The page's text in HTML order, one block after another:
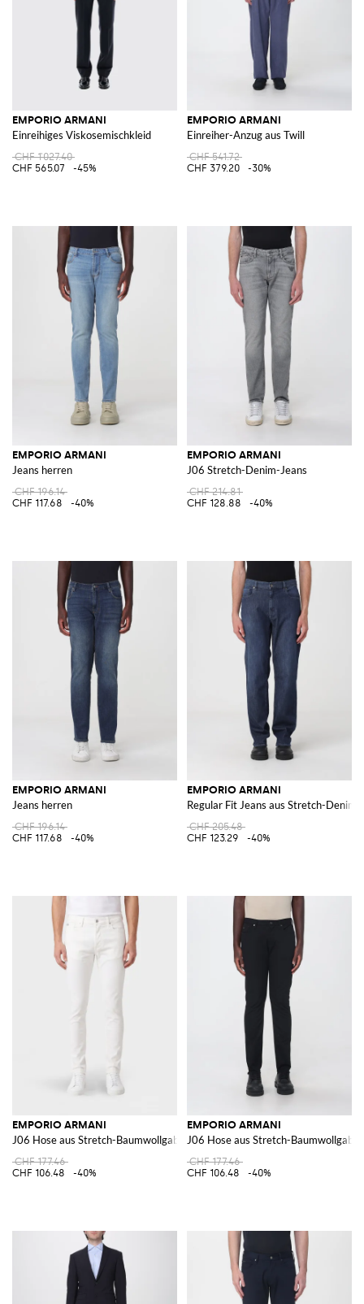
EMPORIO ARMANI
Einreihiges Viskosemischkleid
CHF 1'027.40
CHF 565.07
-45%
EMPORIO ARMANI
Einreiher-Anzug aus Twill
CHF 541.72
CHF 379.20
-30%
EMPORIO ARMANI
Jeans herren
CHF 196.14
CHF 117.68
-40%
EMPORIO ARMANI
J06 Stretch-Denim-Jeans
CHF 214.81
CHF 128.88
-40%
EMPORIO ARMANI
Jeans herren
CHF 196.14
CHF 117.68
-40%
EMPORIO ARMANI
Regular Fit Jeans aus Stretch-Denim
CHF 205.48
CHF 123.29
-40%
EMPORIO ARMANI
J06 Hose aus Stretch-Baumwollgabardine
CHF 177.46
CHF 106.48
-40%
EMPORIO ARMANI
J06 Hose aus Stretch-
CHF 177.46
CHF 106.48
-40%